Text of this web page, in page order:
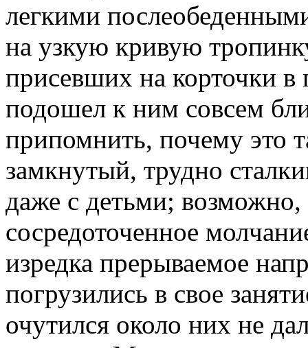
легкими
на узкую кривую
присевших на корточки в
подошел к ним совсем
припомнить, почему это
замкнутый, трудно
даже с детьми;
сосредоточенное
изредка прерываемое
погрузились в свое
очутился около них не